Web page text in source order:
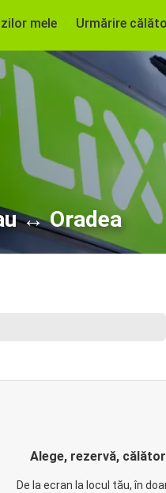
mele Urmărire
↔ Oradea
Alege, rezervă,
De la ecran la locul tău, în